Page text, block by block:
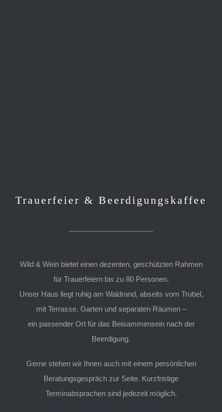
Trauerfeier & Beerdigungskaffee
Wild & Wein bietet einen dezenten, geschützten Rahmen
für Trauerfeiern bis zu 80 Personen.
Unser Haus liegt ruhig am Waldrand, abseits vom Trubel,
mit Terrasse, Garten und separaten Räumen –
ein passender Ort für das Beisammensein nach der
Beerdigung.
Gerne stehen wir Ihnen auch mit einem persönlichen
Beratungsgespräch zur Seite. Kurzfristige
Terminabsprachen sind jedezeit möglich.